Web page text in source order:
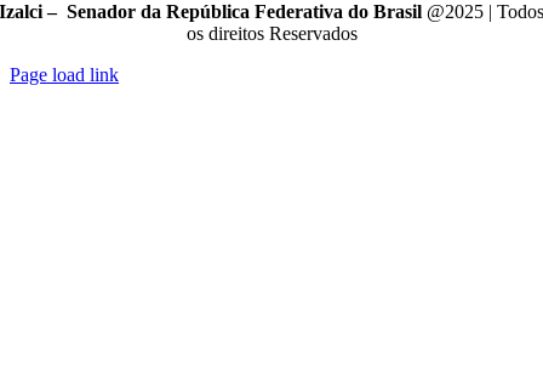
Izalci – Senador da República Federativa do Brasil @2025 | Todos
os direitos Reservados
Page load link